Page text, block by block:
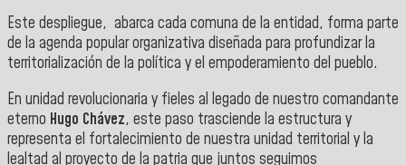
Este despliegue, abarca cada comuna de la entidad, forma parte
de la agenda popular organizativa diseñada para profundizar la
territorialización de la política y el empoderamiento del pueblo.
En unidad revolucionaria y fieles al legado de nuestro comandante
eterno Hugo Chávez, este paso trasciende la estructura y
representa el fortalecimiento de nuestra unidad territorial y la
lealtad al proyecto de la patria que juntos seguimos